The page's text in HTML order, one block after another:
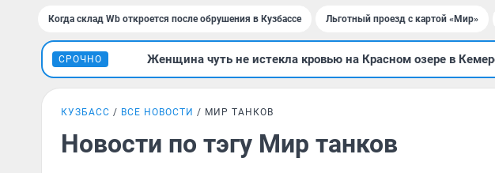
Когда склад Wb откроется после обрушения в Кузбассе Льготный проезд с картой «Мир»
СРОЧНО Женщина чуть не истекла кровью на Красном озере в
КУЗБАСС ВСЕ НОВОСТИ МИР ТАНКОВ
Новости по тэгу Мир танков